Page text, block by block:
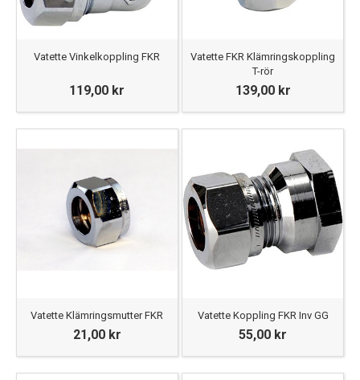
Vatette Vinkelkoppling FKR
119,00 kr
Vatette FKR Klämringskoppling
T-rör
139,00 kr
Vatette Klämringsmutter FKR
21,00 kr
Vatette Koppling FKR Inv GG
55,00 kr